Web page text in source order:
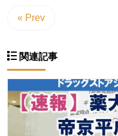
« Prev
関連記事